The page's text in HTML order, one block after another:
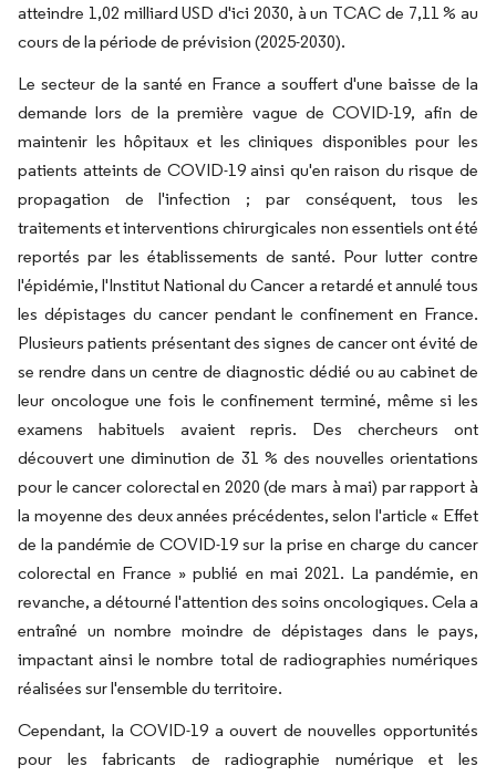
atteindre 1,02 milliard USD d'ici 2030, à un TCAC de 7,11 % au
cours de la période de prévision (2025-2030).
Le secteur de la santé en France a souffert d'une baisse de la
demande lors de la première vague de COVID-19, afin de
maintenir les hôpitaux et les cliniques disponibles pour les
patients atteints de COVID-19 ainsi qu'en raison du risque de
propagation de l'infection ; par conséquent, tous les
traitements et interventions chirurgicales non essentiels ont été
reportés par les établissements de santé. Pour lutter contre
l'épidémie, l'Institut National du Cancer a retardé et annulé tous
les dépistages du cancer pendant le confinement en France.
Plusieurs patients présentant des signes de cancer ont évité de
se rendre dans un centre de diagnostic dédié ou au cabinet de
leur oncologue une fois le confinement terminé, même si les
examens habituels avaient repris. Des chercheurs ont
découvert une diminution de 31 % des nouvelles orientations
pour le cancer colorectal en 2020 (de mars à mai) par rapport à
la moyenne des deux années précédentes, selon l'article « Effet
de la pandémie de COVID-19 sur la prise en charge du cancer
colorectal en France » publié en mai 2021. La pandémie, en
revanche, a détourné l'attention des soins oncologiques. Cela a
entraîné un nombre moindre de dépistages dans le pays,
impactant ainsi le nombre total de radiographies numériques
réalisées sur l'ensemble du territoire.
Cependant, la COVID-19 a ouvert de nouvelles opportunités
pour les fabricants de radiographie numérique et les